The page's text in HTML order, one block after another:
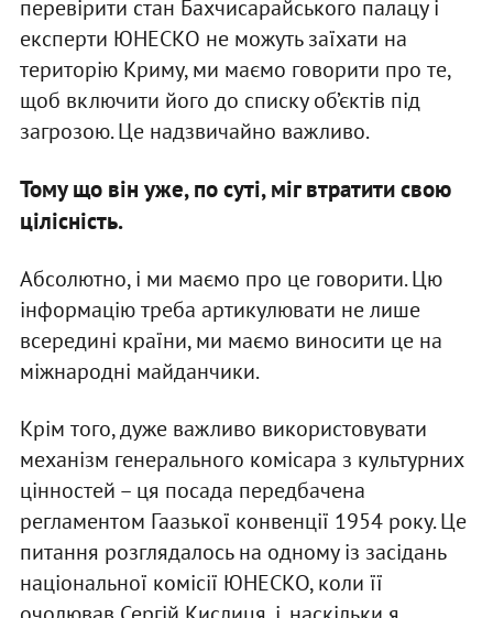
перевірити стан Бахчисарайського палацу і
експерти ЮНЕСКО не можуть заїхати на
територію Криму, ми маємо говорити про те,
щоб включити його до списку об’єктів під
загрозою. Це надзвичайно важливо.
Тому що він уже, по суті, міг втратити свою
цілісність.
Абсолютно, і ми маємо про це говорити. Цю
інформацію треба артикулювати не лише
всередині країни, ми маємо виносити це на
міжнародні майданчики.
Крім того, дуже важливо використовувати
механізм генерального комісара з культурних
цінностей – ця посада передбачена
регламентом Гаазької конвенції 1954 року. Це
питання розглядалось на одному із засідань
національної комісії ЮНЕСКО, коли її